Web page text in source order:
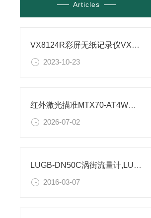
Articles
VX8124R彩屏无纸记录仪VX8124R/C3/U/L/TP8安装尺寸
2023-10-23
红外激光描准MTX70-AT4W红外线测温传感器接线图
2026-07-02
LUGB-DN50C涡街流量计,LUGB-DN50涡街流量计
2016-03-07